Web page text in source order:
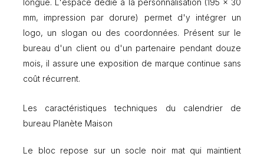
longue. L'espace dédié à la personnalisation (195 x 30
mm, impression par dorure) permet d'y intégrer un
logo, un slogan ou des coordonnées. Présent sur le
bureau d'un client ou d'un partenaire pendant douze
mois, il assure une exposition de marque continue sans
coût récurrent.
Les caractéristiques techniques du calendrier de
bureau Planète Maison
Le bloc repose sur un socle noir mat qui maintient